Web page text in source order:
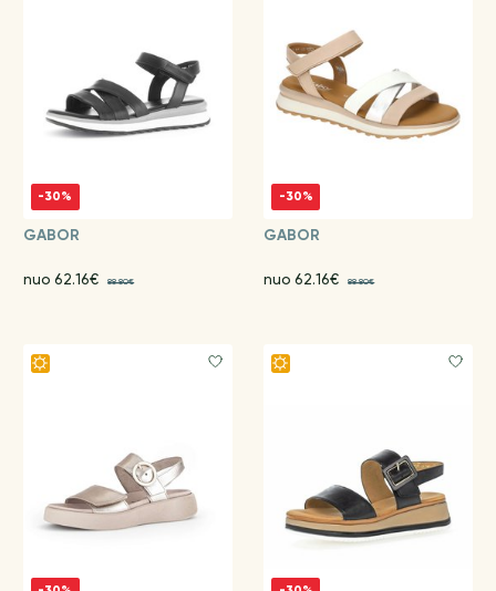
-30%
GABOR
nuo 62.16€ 88.80€
-30%
GABOR
nuo 62.16€ 88.80€